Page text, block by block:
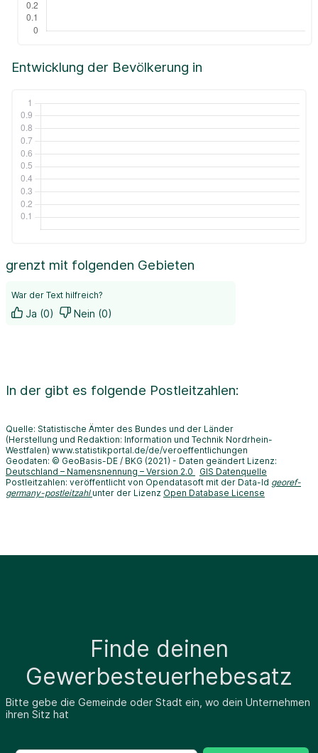
Entwicklung der Bevölkerung in
grenzt mit folgenden Gebieten
War der Text hilfreich?
Ja (0) Nein (0)
In der gibt es folgende Postleitzahlen:
Quelle: Statistische Ämter des Bundes und der Länder
(Herstellung und Redaktion: Information und Technik Nordrhein-
Westfalen) www.statistikportal.de/de/veroeffentlichungen
Geodaten: © GeoBasis-DE / BKG (2021) - Daten geändert Lizenz:
Deutschland – Namensnennung – Version 2.0
GIS Datenquelle
Postleitzahlen: veröffentlicht von Opendatasoft mit der Data-Id georef-
germany-postleitzahl unter der Lizenz Open Database License
Finde deinen
Gewerbesteuerhebesatz
Bitte gebe die Gemeinde oder Stadt ein, wo dein Unternehmen
ihren Sitz hat